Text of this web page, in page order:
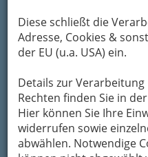
Diese schließt die
Adresse, Cookies &
der EU (u.a. USA) ein.
Details zur
Rechten finden Sie in der
Hier können Sie Ihre
widerrufen sowie
abwählen. Notwendige